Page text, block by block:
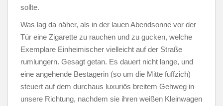
sollte.
Was lag da näher, als in der lauen Abendsonne vor der
Tür eine Zigarette zu rauchen und zu gucken, welche
Exemplare Einheimischer vielleicht auf der Straße
rumlungern. Gesagt getan. Es dauert nicht lange, und
eine angehende Bestagerin (so um die Mitte fuffzich)
steuert auf dem durchaus luxuriös breitem Gehweg in
unsere Richtung, nachdem sie ihren weißen Kleinwagen